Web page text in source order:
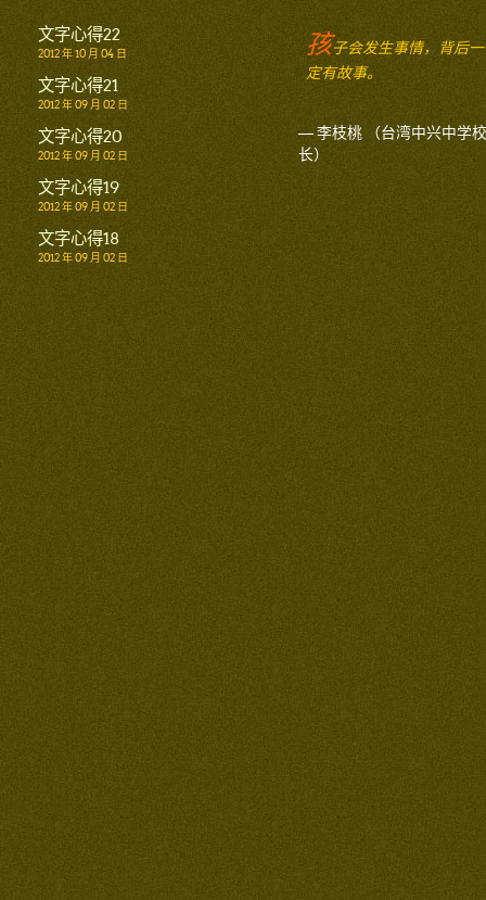
文字心得22
2012 年 10 月 04 日
文字心得21
2012 年 09 月 02 日
文字心得20
2012 年 09 月 02 日
文字心得19
2012 年 09 月 02 日
文字心得18
2012 年 09 月 02 日
孩子会发生事情，背后一
定有故事。
— 李枝桃 （台湾中兴中学校
长）